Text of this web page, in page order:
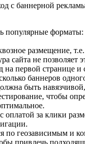
с баннерной
популярные
размещение,
сайта не позволяет
на первой странице
баннеров
быть
чтобы
оплатой за клики
по геозависимым и
привлечь